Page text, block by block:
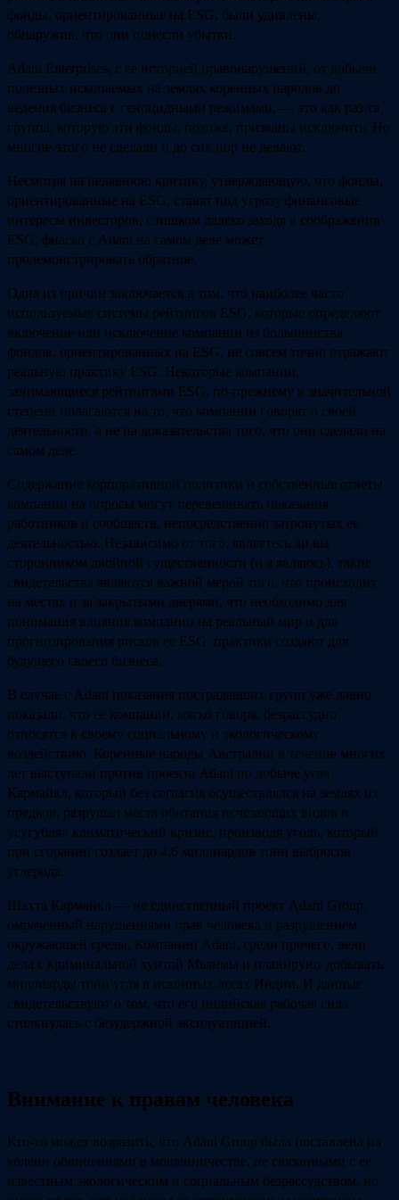
фонды, ориентированные на ESG, были удивлены,
обнаружив, что они понесли убытки.
Adani Enterprises, с ее историей правонарушений, от добычи
полезных ископаемых на землях коренных народов до
ведения бизнеса с геноцидными режимами, — это как раз та
группа, которую эти фонды, похоже, призваны исключить. Но
многие этого не сделали и до сих пор не делают.
Несмотря на недавнюю критику, утверждающую, что фонды,
ориентированные на ESG, ставят под угрозу финансовые
интересы инвесторов, слишком далеко заходя в соображения
ESG, фиаско с Adani на самом деле может
продемонстрировать обратное.
Одна из причин заключается в том, что наиболее часто
используемые системы рейтингов ESG, которые определяют
включение или исключение компании из большинства
фондов, ориентированных на ESG, не совсем точно отражают
реальную практику ESG. Некоторые компании,
занимающиеся рейтингами ESG, по-прежнему в значительной
степени полагаются на то, что компании говорят о своей
деятельности, а не на доказательства того, что они сделали на
самом деле.
Содержание корпоративной политики и собственные ответы
компании на опросы могут перевешивать показания
работников и сообществ, непосредственно затронутых ее
деятельностью. Независимо от того, являетесь ли вы
сторонником двойной существенности (и я являюсь), такие
свидетельства являются важной мерой того, что происходит
на местах и за закрытыми дверями, что необходимо для
понимания влияния компании на реальный мир и для
прогнозирования рисков ее ESG. практики создают для
будущего своего бизнеса.
В случае с Adani показания пострадавших групп уже давно
показали, что ее компании, мягко говоря, безрассудно
относятся к своему социальному и экологическому
воздействию. Коренные народы Австралии в течение многих
лет выступали против проекта Adani по добыче угля
Кармайкл, который без согласия осуществлялся на землях их
предков, разрушал места обитания исчезающих видов и
усугублял климатический кризис, производя уголь, который
при сгорании создает до 4,6 миллиардов тонн выбросов
углерода.
Шахта Кармайкл — не единственный проект Adani Group,
омраченный нарушениями прав человека и разрушением
окружающей среды. Компании Adani, среди прочего, вели
дела с криминальной хунтой Мьянмы и планируют добывать
миллиарды тонн угля в исконных лесах Индии. И данные
свидетельствуют о том, что его индийская рабочая сила
столкнулась с безудержной эксплуатацией.
Внимание к правам человека
Кто-то может возразить, что Adani Group была поставлена на
колени обвинениями в мошенничестве, не связанными с ее
известным экологическим и социальным безрассудством, но